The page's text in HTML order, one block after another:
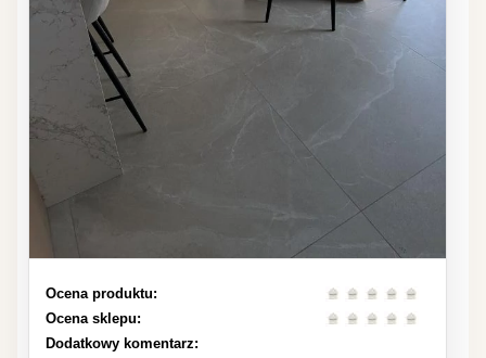
Ocena produktu:
Ocena sklepu:
Dodatkowy komentarz: